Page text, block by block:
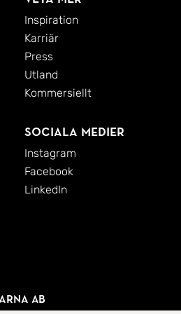
Inspiration
Karriär
Press
Utland
Kommersiellt
Sociala medier
Instagram
Facebook
LinkedIn
AB